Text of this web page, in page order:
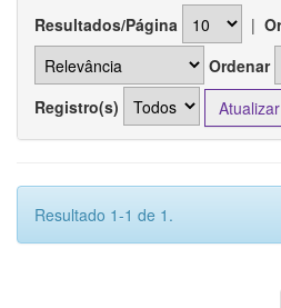
Resultados/Página |
Ordenar
Registro(s)
Resultado 1-1 de 1.